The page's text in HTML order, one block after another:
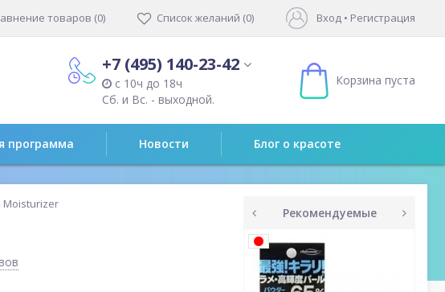
товаров (0) Список желаний (0) Вход • Регистрация
+7 (495) 140-23-42
с 10ч до 18ч
Сб. и Вс. - выходной.
Корзина пуста
программа Новости Блог о красоте
Moisturizer
Рекомендуемые